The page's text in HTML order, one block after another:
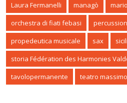
Laura Fermanelli
managò
orchestra di fiati febasi
propedeutica musicale
sax
storia Fédération des Harmonies
tavolopermanente
teatro